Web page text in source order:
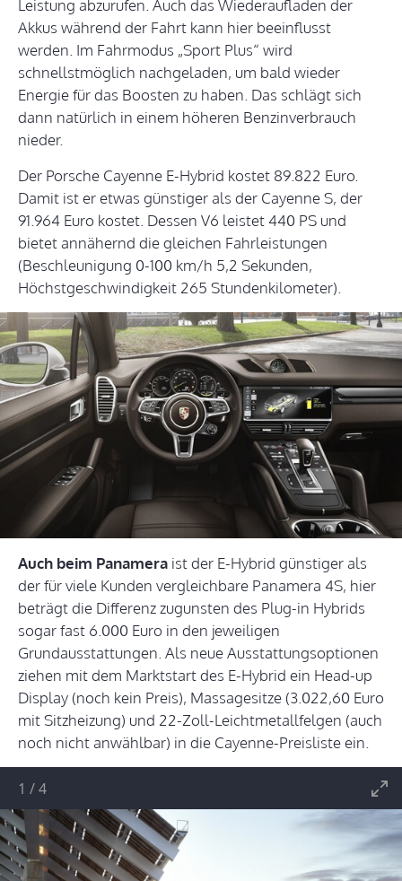
Leistung abzurufen. Auch das Wiederaufladen der
Akkus während der Fahrt kann hier beeinflusst
werden. Im Fahrmodus „Sport Plus“ wird
schnellstmöglich nachgeladen, um bald wieder
Energie für das Boosten zu haben. Das schlägt sich
dann natürlich in einem höheren Benzinverbrauch
nieder.
Der Porsche Cayenne E-Hybrid kostet 89.822 Euro.
Damit ist er etwas günstiger als der Cayenne S, der
91.964 Euro kostet. Dessen V6 leistet 440 PS und
bietet annähernd die gleichen Fahrleistungen
(Beschleunigung 0-100 km/h 5,2 Sekunden,
Höchstgeschwindigkeit 265 Stundenkilometer).
Auch beim Panamera ist der E-Hybrid günstiger als
der für viele Kunden vergleichbare Panamera 4S, hier
beträgt die Differenz zugunsten des Plug-in Hybrids
sogar fast 6.000 Euro in den jeweiligen
Grundausstattungen. Als neue Ausstattungsoptionen
ziehen mit dem Marktstart des E-Hybrid ein Head-up
Display (noch kein Preis), Massagesitze (3.022,60 Euro
mit Sitzheizung) und 22-Zoll-Leichtmetallfelgen (auch
noch nicht anwählbar) in die Cayenne-Preisliste ein.
1 /4